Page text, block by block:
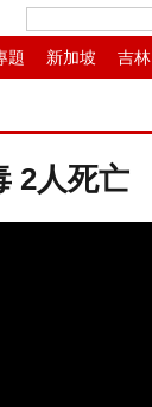
題 新加坡 吉林
2人死亡